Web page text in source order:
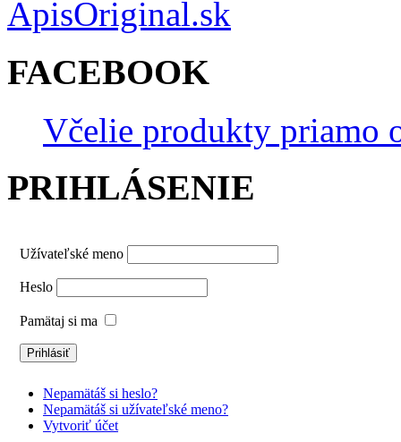
FACEBOOK
Včelie produkty priamo
PRIHLÁSENIE
Užívateľské meno
Heslo
Pamätaj si ma
Nepamätáš si heslo?
Nepamätáš si užívateľské meno?
Vytvoriť účet